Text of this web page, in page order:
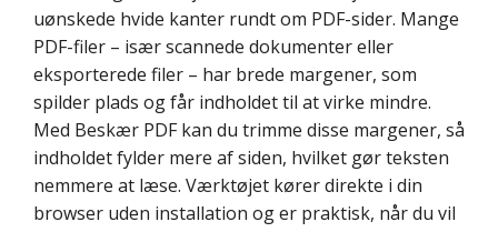
uønskede hvide kanter rundt om PDF-sider. Mange
PDF-filer – især scannede dokumenter eller
eksporterede filer – har brede margener, som
spilder plads og får indholdet til at virke mindre.
Med Beskær PDF kan du trimme disse margener, så
indholdet fylder mere af siden, hvilket gør teksten
nemmere at læse. Værktøjet kører direkte i din
browser uden installation og er praktisk, når du vil